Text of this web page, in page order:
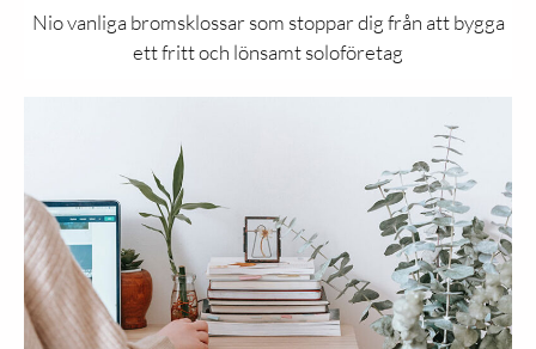
Nio vanliga bromsklossar som stoppar dig från att bygga
ett fritt och lönsamt soloföretag